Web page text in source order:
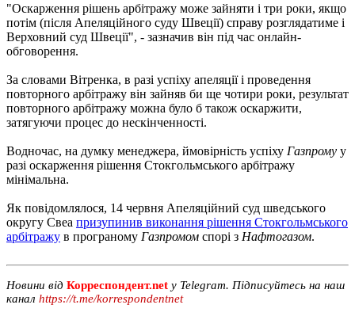
"Оскарження рішень арбітражу може зайняти і три роки, якщо
потім (після Апеляційного суду Швеції) справу розглядатиме і
Верховний суд Швеції", - зазначив він під час онлайн-
обговорення.
За словами Вітренка, в разі успіху апеляції і проведення
повторного арбітражу він зайняв би ще чотири роки, результат
повторного арбітражу можна було б також оскаржити,
затягуючи процес до нескінченності.
Водночас, на думку менеджера, ймовірність успіху Газпрому у
разі оскарження рішення Стокгольмського арбітражу
мінімальна.
Як повідомлялося, 14 червня Апеляційний суд шведського
округу Свеа призупинив виконання рішення Стокгольмського
арбітражу в програному Газпромом спорі з Нафтогазом.
Новини від Корреспондент.net у Telegram. Підписуйтесь на наш
канал https://t.me/korrespondentnet